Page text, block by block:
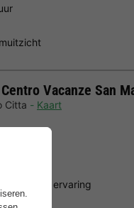
Vacanze San
Citta Kaart
culinaire ervaring